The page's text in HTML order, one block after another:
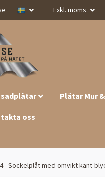
Exkl. moms
Plåtar Mur
oss
- Sockelplåt med omvikt kant-